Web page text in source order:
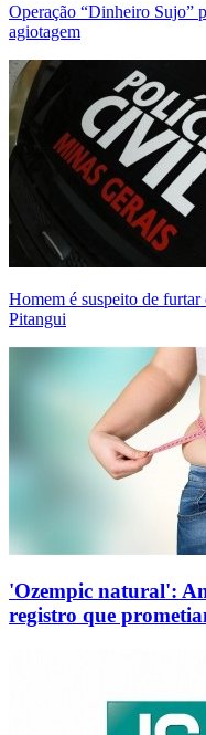
Operação “Dinheiro Sujo”
agiotagem
Homem é suspeito de furtar
Pitangui
'Ozempic natural':
registro que